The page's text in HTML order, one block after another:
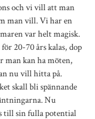
och vi vill att man
man vill. Vi har en
var helt magisk.
20-70 års kalas, dop
man kan ha möten,
nu vill hitta på.
skall bli spännande
Nu
till sin fulla potential